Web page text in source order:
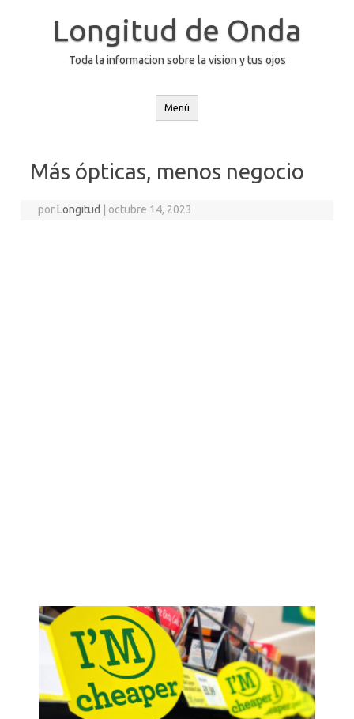
Longitud de Onda
Toda la informacion sobre la vision y tus ojos
Menú
Más ópticas, menos negocio
porLongitud octubre 14, 2023